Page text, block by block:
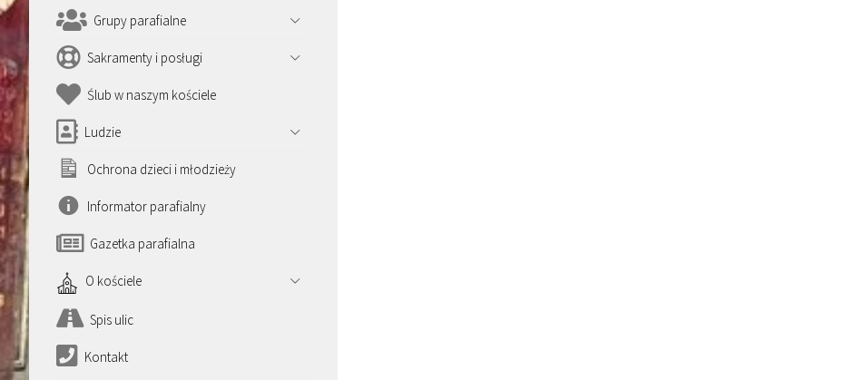
Grupy parafialne
Sakramenty i posługi
Ślub w naszym kościele
Ludzie
Ochrona dzieci i młodzieży
Informator parafialny
Gazetka parafialna
O kościele
Spis ulic
Kontakt